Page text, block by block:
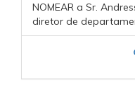
NOMEAR a Sr.
diretor de